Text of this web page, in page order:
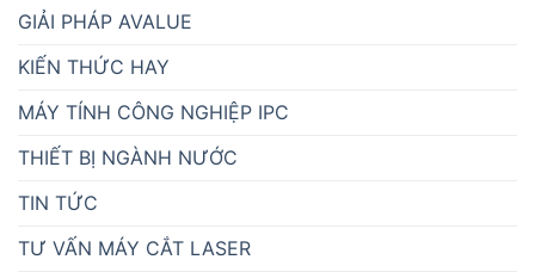
GIẢI PHÁP AVALUE
KIẾN THỨC HAY
MÁY TÍNH CÔNG NGHIỆP IPC
THIẾT BỊ NGÀNH NƯỚC
TIN TỨC
TƯ VẤN MÁY CẮT LASER